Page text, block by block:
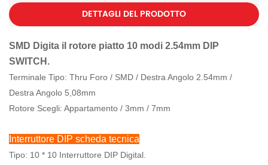
DETTAGLI DEL PRODOTTO
SMD Digita il rotore piatto 10 modi 2.54mm DIP
SWITCH.
Terminale Tipo: Thru Foro / SMD / Destra Angolo 2.54mm /
Destra Angolo 5,08mm
Rotore Scegli: Appartamento / 3mm / 7mm
Interruttore DIP scheda tecnica
Tipo: 10 * 10 Interruttore DIP Digital.